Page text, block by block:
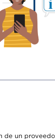
de un